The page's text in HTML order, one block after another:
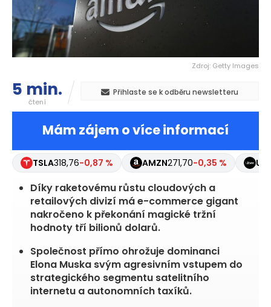
Zdroj: Getty Images
5 min.
čtení
Přihlaste se k odběru newsletteru
Mám zájem o více informací
TSLA318,76-0,87 % AMZN271,70-0,35 %
Díky raketovému růstu cloudových a
retailových divizí má e-commerce gigant
nakročeno k překonání magické tržní
hodnoty tří bilionů dolarů.
Společnost přímo ohrožuje dominanci
Elona Muska svým agresivním vstupem do
strategického segmentu satelitního
internetu a autonomních taxíků.